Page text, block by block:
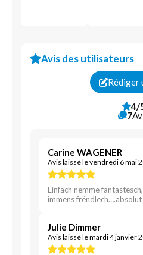
Avis des utilisateurs
Rédiger
4/
7
Carine WAGENER
Avis laissé le vendredi 6 mai
Einfach nëmme
immens
Julie Dimmer
Avis laissé le mardi 4 janvier